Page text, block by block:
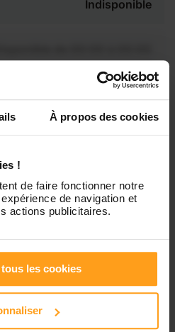
À propos des cookies
!
de faire fonctionner notre
de navigation et
actions publicitaires.
les cookies
Indisponible
de 00:00 à 00:00
de 00:00 à 00:00
connaître les
de N’Sanma ?
nous